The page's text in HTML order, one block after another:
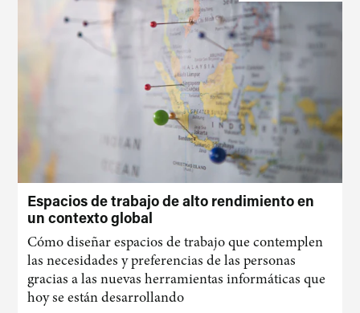
Espacios de trabajo de alto rendimiento en
un contexto global
Cómo diseñar espacios de trabajo que contemplen
las necesidades y preferencias de las personas
gracias a las nuevas herramientas informáticas que
hoy se están desarrollando